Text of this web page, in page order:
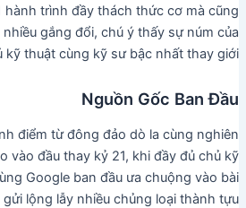
hành trình đầy thách thức cơ mà cũng
gắng đổi, chú ý thấy sự núm của
kỹ thuật cùng kỹ sư bậc nhất thay giới.
Nguồn Gốc Ban Đầu
điểm từ đông đảo dò la cùng nghiên
vào đầu thay kỷ 21, khi đầy đủ chủ kỹ
Google ban đầu ưa chuộng vào bài
lộng lẫy nhiều chủng loại thành tựu